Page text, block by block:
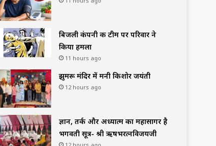
बिजली कंपनी की टीम पर परिवार ने
किया हमला
11 hours ago
झुमरू मंदिर में मनी किशोर जयंती
12 hours ago
ज्ञान, तर्क और अध्यात्म का महासागर है
भगवती सूत्र- श्री ऋषभरत्नविजयजी